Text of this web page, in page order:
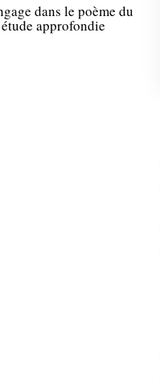
dans le poème du
approfondie